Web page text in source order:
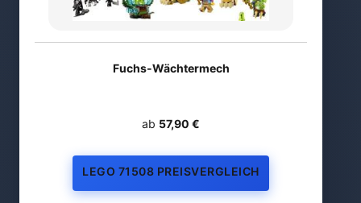
Fuchs-Wächtermech
ab 57,90 €
LEGO 71508 PREISVERGLEICH